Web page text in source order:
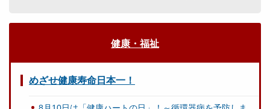
健康・福祉
めざせ健康寿命日本一！